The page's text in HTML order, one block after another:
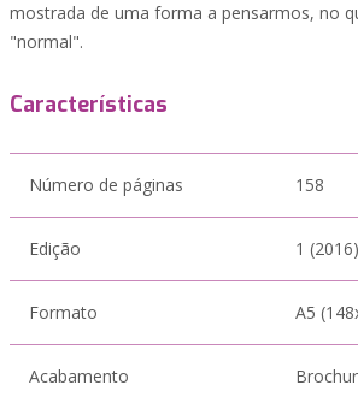
mostrada de uma forma a pensarmos, no
"normal".
Características
Número de páginas 158
Edição 1 (2016)
Formato A5
Acabamento